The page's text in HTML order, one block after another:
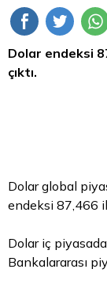
Dolar endeksi
çıktı.
Dolar global
endeksi 87,466
Dolar iç
Bankalararası